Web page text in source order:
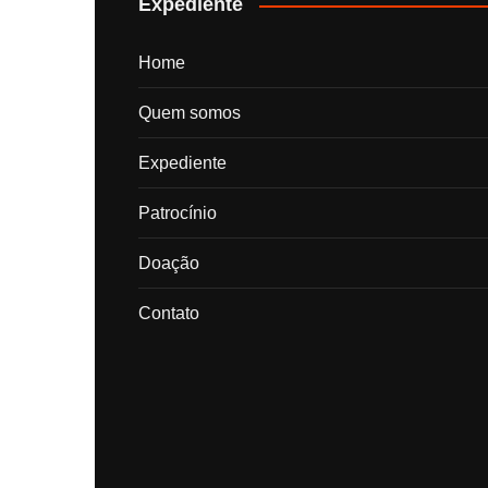
Expediente
Home
Quem somos
Expediente
Patrocínio
Doação
Contato